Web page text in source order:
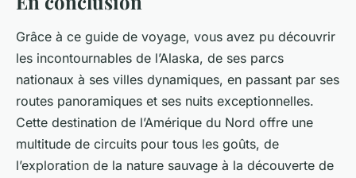
Grâce à ce guide de voyage, vous avez pu découvrir
les incontournables de l’Alaska, de ses parcs
nationaux à ses villes dynamiques, en passant par ses
routes panoramiques et ses nuits exceptionnelles.
Cette destination de l’Amérique du Nord offre une
multitude de circuits pour tous les goûts, de
l’exploration de la nature sauvage à la découverte de